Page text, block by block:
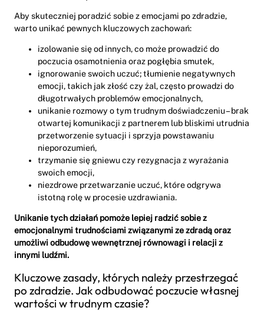
Aby skuteczniej poradzić sobie z emocjami po zdradzie,
warto unikać pewnych kluczowych zachowań:
izolowanie się od innych, co może prowadzić do
poczucia osamotnienia oraz pogłębia smutek,
ignorowanie swoich uczuć; tłumienie negatywnych
emocji, takich jak złość czy żal, często prowadzi do
długotrwałych problemów emocjonalnych,
unikanie rozmowy o tym trudnym doświadczeniu – brak
otwartej komunikacji z partnerem lub bliskimi utrudnia
przetworzenie sytuacji i sprzyja powstawaniu
nieporozumień,
trzymanie się gniewu czy rezygnacja z wyrażania
swoich emocji,
niezdrowe przetwarzanie uczuć, które odgrywa
istotną rolę w procesie uzdrawiania.
Unikanie tych działań pomoże lepiej radzić sobie z
emocjonalnymi trudnościami związanymi ze zdradą oraz
umożliwi odbudowę wewnętrznej równowagi i relacji z
innymi ludźmi.
Kluczowe zasady, których należy przestrzegać
po zdradzie. Jak odbudować poczucie własnej
wartości w trudnym czasie?